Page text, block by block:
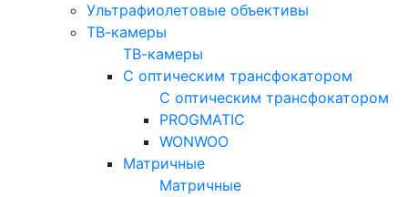
Ультрафиолетовые объективы
ТВ-камеры
ТВ-камеры
С оптическим трансфокатором
С оптическим трансфокатором
PROGMATIC
WONWOO
Матричные
Матричные